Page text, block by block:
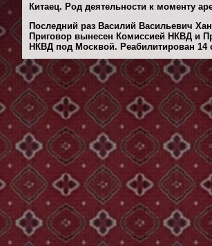
Китаец. Род деятельности к моменту
Последний раз Василий Васильевич
Приговор вынесен Комиссией НКВД и
НКВД под Москвой. Реабилитирован 14